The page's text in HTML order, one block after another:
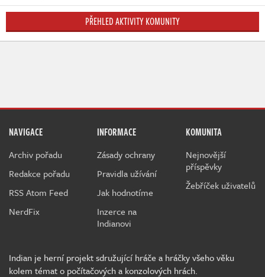
PŘEHLED AKTIVITY KOMUNITY
NAVIGACE
Archiv pořadu
Redakce pořadu
RSS Atom Feed
NerdFix
INFORMACE
Zásady ochrany
Pravidla užívání
Jak hodnotíme
Inzerce na
Indianovi
KOMUNITA
Nejnovější
příspěvky
Žebříček uživatelů
Indian je herní projekt sdružující hráče a hráčky všeho věku
kolem témat o počítačových a konzolových hrách.